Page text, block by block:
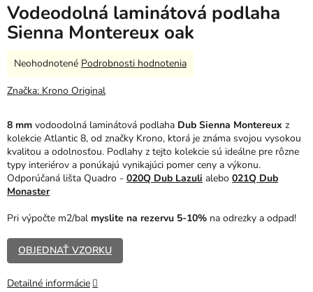
Vodeodolná laminátová podlaha
Sienna Montereux oak
8 mm vodoodolná laminátová podlaha Dub Sienna Montereux z
kolekcie Atlantic 8, od značky Krono, ktorá je známa svojou vysokou
kvalitou a odolnosťou. Podlahy z tejto kolekcie sú ideálne pre rôzne
typy interiérov a ponúkajú vynikajúci pomer ceny a výkonu.
Odporúčaná lišta Quadro - 020Q Dub Lazuli alebo 021Q Dub
Monaster
Pri výpočte m2/bal myslite na rezervu 5-10% na odrezky a odpad!
OBJEDNAŤ VZORKU
Detailné informácie
Priemerné
produktu
z
5
hviezdičiek.
Neohodnotené Podrobnosti hodnotenia
Značka: Krono Original